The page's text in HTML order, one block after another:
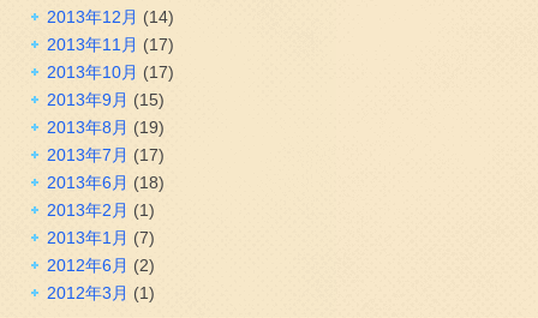
2013年12月 (14)
2013年11月 (17)
2013年10月 (17)
2013年9月 (15)
2013年8月 (19)
2013年7月 (17)
2013年6月 (18)
2013年2月 (1)
2013年1月 (7)
2012年6月 (2)
2012年3月 (1)